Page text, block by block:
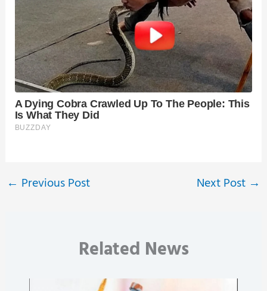
← Previous Post Next Post →
Related News